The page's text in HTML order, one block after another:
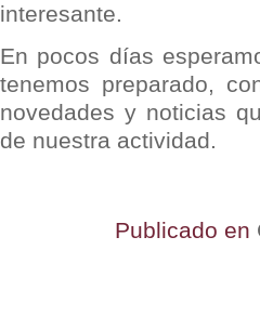
interesante.
En pocos días
tenemos preparado,
novedades y noticias
de nuestra actividad.
Publicado en